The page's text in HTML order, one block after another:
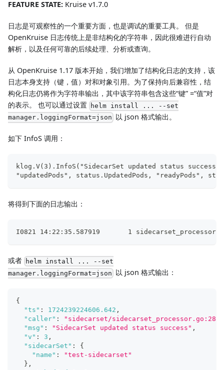
FEATURE STATE: Kruise v1.7.0
日志是可观察性的一个重要方面，也是调试的重要工具。 但是
OpenKruise 日志传统上是非结构化的字符串，因此很难进行自动
解析，以及任何可靠的后续处理、分析或查询。
从 OpenKruise 1.17 版本开始，我们增加了结构化日志的支持，该
日志本身支持（键，值）对和对象引用。为了保持向后兼容性，结
构化日志仍将作为字符串输出，其中该字符串包含这些“键” =“值”对
的表示。 也可以通过设置 helm install ... --set
manager.loggingFormat=json 以 json 格式输出。
如下 InfoS 调用：
klog.V(3).InfoS("SidecarSet updated status
"updatedPods", status.UpdatedPods, "readyPods",
将得到下面的日志输出：
I0821 14:22:35.587919       1
或者 helm install ... --set
manager.loggingFormat=json 以 json 格式输出：
{
"ts" : 1724239224606.642 ,
"caller" :
"sidecarset/sidecarset_processor.go:280"
"msg" : "SidecarSet updated status success" ,
"v" : 3 ,
"sidecarSet" :
{
"name" :
"test-sidecarset"
} ,